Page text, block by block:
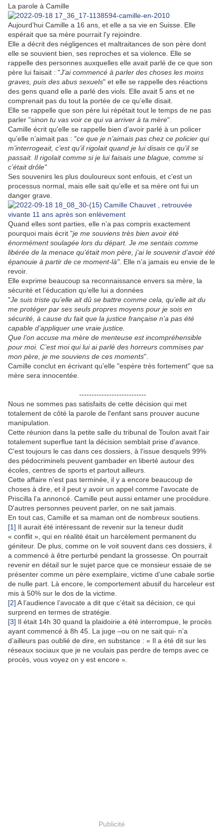
La parole à Camille
Aujourd’hui Camille a 16 ans, et elle a sa vie en Suisse. Elle
espérait que sa mère pourrait l'y rejoindre.
Elle a décrit des négligences et maltraitances de son père dont
elle se souvient bien, ses reproches et sa violence. Elle se
rappelle des personnes auxquelles elle avait parlé de ce que son
père lui faisait : "J’ai commencé à parler des choses les moins
graves, puis des abus sexuels" et elle se rappelle des réactions
des gens quand elle a parlé des viols. Elle avait 5 ans et ne
comprenait pas du tout la portée de ce qu’elle disait.
Elle se rappelle que son père lui répétait tout le temps de ne pas
parler "sinon tu vas voir ce qui va arriver à ta mère".
Camille écrit qu'elle se rappelle bien d’avoir parlé à un policer
qu’elle n’aimait pas : "ce que je n’aimais pas chez ce policier qui
m’interrogeait, c’est qu’il rigolait quand je lui disais ce qu’il se
passait. Il rigolait comme si je lui faisais une blague, comme si
c’était drôle"
Ses souvenirs les plus douloureux sont enfouis, et c’est un
processus normal, mais elle sait qu’elle et sa mère ont fui un
danger grave.
Quand elles sont parties, elle n’a pas compris exactement
pourquoi mais écrit "je me souviens très bien avoir été
énormément soulagée lors du départ. Je me sentais comme
libérée de la menace qu’était mon père, j’ai le souvenir d’avoir été
épanouie à partir de ce moment-là". Elle n’a jamais eu envie de le
revoir.
Elle exprime beaucoup sa reconnaissance envers sa mère, la
sécurité et l’éducation qu’elle lui a données
"Je suis triste qu’elle ait dû se battre comme cela, qu’elle ait du
me protéger par ses seuls propres moyens pour je sois en
sécurité, à cause du fait que la justice française n’a pas été
capable d’appliquer une vraie justice.
Que l’on accuse ma mère de menteuse est incompréhensible
pour moi. C’est moi qui lui ai parlé des horreurs commises par
mon père, je me souviens de ces moments".
Camille conclut en écrivant qu’elle "espère très fortement" que sa
mère sera innocentée.
---------------------------
Nous ne sommes pas satisfaits de cette décision qui met
totalement de côté la parole de l'enfant sans prouver aucune
manipulation.
Cette réunion dans la petite salle du tribunal de Toulon avait l'air
totalement superflue tant la décision semblait prise d'avance.
C'est toujours le cas dans ces dossiers, à l'issue desquels 99%
des pédocriminels peuvent gambader en liberté autour des
écoles, centres de sports et partout ailleurs.
Cette affaire n'est pas terminée, il y a encore beaucoup de
choses à dire, et il peut y avoir un appel comme l'avocate de
Priscilla l'a annoncé. Camille peut aussi entamer une procédure.
D'autres personnes peuvent parler, on ne sait jamais.
En tout cas, Camille et sa maman ont de nombreux soutiens.
[1] Il aurait été intéressant de revenir sur la teneur dudit
« conflit », qui en réalité était un harcèlement permanent du
géniteur. De plus, comme on le voit souvent dans ces dossiers, il
a commencé à être perturbé pendant la grossesse. On pourrait
revenir en détail sur le sujet parce que ce monsieur essaie de se
présenter comme un père exemplaire, victime d’une cabale sortie
de nulle part. Là encore, le comportement abusif du harceleur est
mis à 50% sur le dos de la victime.
[2] A l’audience l’avocate a dit que c’était sa décision, ce qui
surprend en termes de stratégie.
[3] Il était 14h 30 quand la plaidoirie a été interrompue, le procès
ayant commencé à 8h 45. La juge –ou on ne sait qui- n’a
d’ailleurs pas oublié de dire, en substance : « Il a été dit sur les
réseaux sociaux que je ne voulais pas perdre de temps avec ce
procès, vous voyez on y est encore ».
Publicité